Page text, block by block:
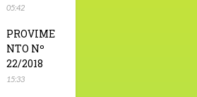
05:42
PROVIME
NTO Nº
22/2018
15:33